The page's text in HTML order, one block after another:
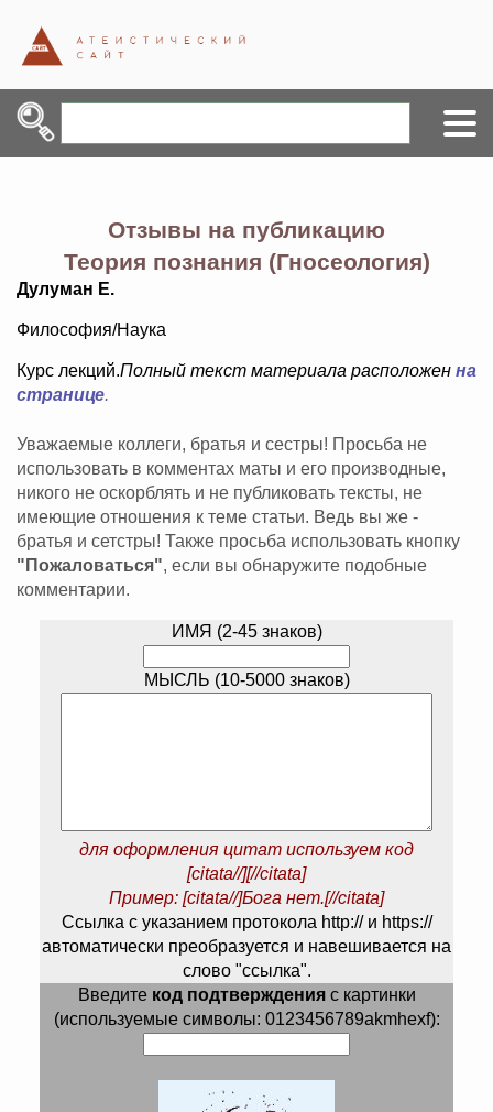
Отзывы на публикацию
Теория познания (Гносеология)
Дулуман Е.
Философия/Наука
Курс лекций.Полный текст материала расположен на
странице.
Уважаемые коллеги, братья и сестры! Просьба не
использовать в комментах маты и его производные,
никого не оскорблять и не публиковать тексты, не
имеющие отношения к теме статьи. Ведь вы же -
братья и сетстры! Также просьба использовать кнопку
"Пожаловаться", если вы обнаружите подобные
комментарии.
ИМЯ (2-45 знаков)
МЫСЛЬ (10-5000 знаков)
для оформления цитат используем код
[citata//][//citata]
Пример: [citata//]Бога нет.[//citata]
Ссылка с указанием протокола http:// и https://
автоматически преобразуется и навешивается на
слово "ссылка".
Введите код подтвержденияс картинки
(используемые символы: 0123456789akmhexf):